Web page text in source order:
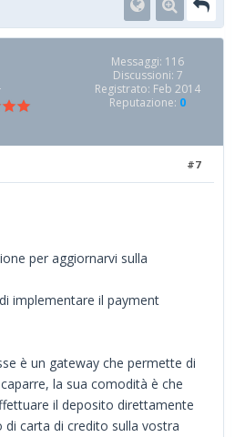
Messaggi: 116
Discussioni: 7
Registrato: Feb 2014
Reputazione: 0
#7
per aggiornarvi sulla
implementare il payment
è un gateway che permette di
la sua comodità è che
il deposito direttamente
carta di credito sulla vostra